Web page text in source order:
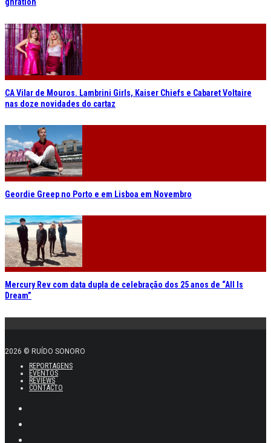
gnration
CA Vilar de Mouros. Lambrini Girls, Kaiser Chiefs e Cabaret Voltaire
nas doze novidades do cartaz
Geordie Greep no Porto e em Lisboa em Novembro
Mercury Rev com data dupla de celebração dos 25 anos de “All Is
Dream”
2026 © RUÍDO SONORO
REPORTAGENS
EVENTOS
REVIEWS
CONTACTO